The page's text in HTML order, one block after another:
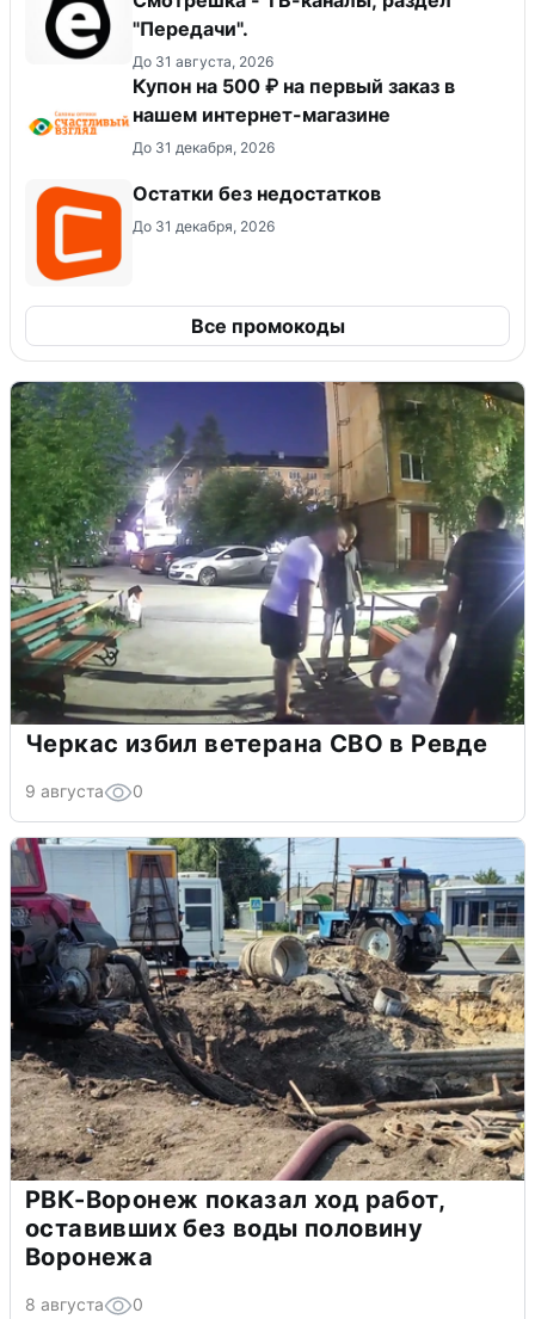
"Передачи".
До 31 августа, 2026
Купон на 500 ₽ на первый заказ в
нашем интернет-магазине
До 31 декабря, 2026
Остатки без недостатков
До 31 декабря, 2026
Все промокоды
Черкас избил ветерана СВО в Ревде
9 августа 0
РВК-Воронеж показал ход работ,
оставивших без воды половину
Воронежа
8 августа 0